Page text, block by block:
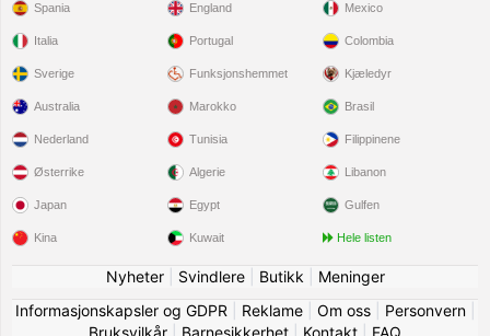
Spania
Italia
Sverige
England
Portugal
Funksjonshemmet
Mexico
Colombia
Kjæledyr
Australia
Nederland
Østerrike
Japan
Kina
Marokko
Tunisia
Algerie
Egypt
Kuwait
Brasil
Filippinene
Libanon
Gulfen
Hele listen
Nyheter| Svindlere| Butikk
Meninger
Informasjonskapsler og GDPR
Reklame| Om oss| Personvern|
Bruksvilkår
Barnesikkerhet Kontakt FAQ